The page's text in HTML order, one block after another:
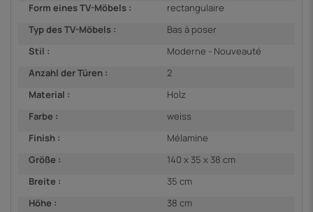
Form eines TV-Möbels :
rectangulaire
Typ des TV-Möbels :
Bas à poser
Stil :
Moderne - Nouveauté
Anzahl der Türen :
2
Material :
Holz
Farbe :
weiss
Finish :
Mélamine
Größe :
140 x 35 x 38 cm
Breite :
35 cm
Höhe :
38 cm